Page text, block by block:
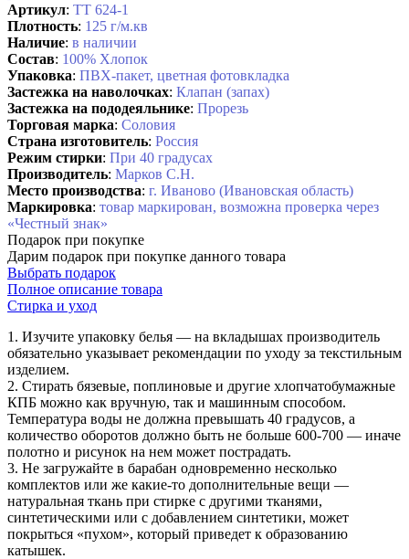
Артикул: ТТ 624-1
Плотность: 125 г/м.кв
Наличие: в наличии
Состав: 100% Хлопок
Упаковка: ПВХ-пакет, цветная фотовкладка
Застежка на наволочках: Клапан (запах)
Застежка на пододеяльнике: Прорезь
Торговая марка: Соловия
Страна изготовитель: Россия
Режим стирки: При 40 градусах
Производитель: Марков С.Н.
Место производства: г. Иваново (Ивановская область)
Маркировка: товар маркирован, возможна проверка через
«Честный знак»
Подарок при покупке
Дарим подарок при покупке данного товара
Выбрать подарок
Полное описание товара
Стирка и уход
1. Изучите упаковку белья — на вкладышах производитель
обязательно указывает рекомендации по уходу за текстильным
изделием.
2. Стирать бязевые, поплиновые и другие хлопчатобумажные
КПБ можно как вручную, так и машинным способом.
Температура воды не должна превышать 40 градусов, а
количество оборотов должно быть не больше 600-700 — иначе
полотно и рисунок на нем может пострадать.
3. Не загружайте в барабан одновременно несколько
комплектов или же какие-то дополнительные вещи —
натуральная ткань при стирке с другими тканями,
синтетическими или с добавлением синтетики, может
покрыться «пухом», который приведет к образованию
катышек.